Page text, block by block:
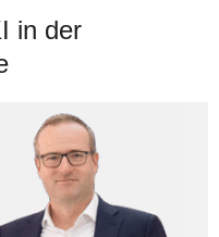
in der